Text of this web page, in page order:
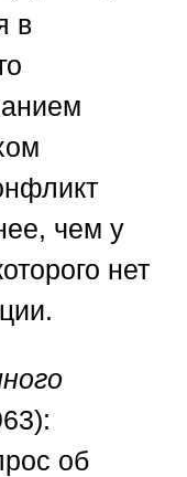
в
чем у
нет
об